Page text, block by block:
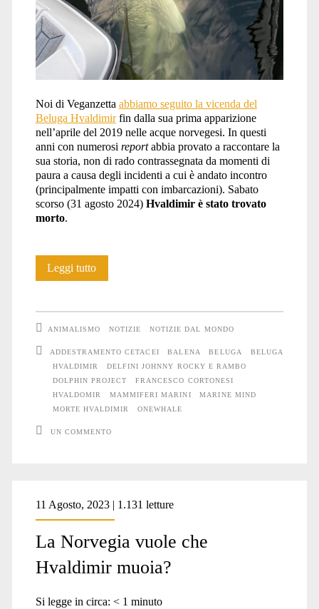
Noi di Veganzetta abbiamo seguito la vicenda del
Beluga Hvaldimirfin dalla sua prima apparizione
nell’aprile del 2019 nelle acque norvegesi. In questi
anni con numerosi reportabbia provato a raccontare la
sua storia, non di rado contrassegnata da momenti di
paura a causa degli incidenti a cui è andato incontro
(principalmente impatti con imbarcazioni). Sabato
scorso (31 agosto 2024) Hvaldimir è stato trovato
morto.
Leggi tuttoCiao
su
una
doveva
finire
così
ANIMALISMO NOTIZIE NOTIZIE DAL MONDO
ADDESTRAMENTO CETACEI BALENA BELUGA
BELUGA
HVALDIMIR
DELFINI JOHNNY ROCKY E RAMBO
DOLPHIN PROJECT
FRANCESCO CORTONESI
HVALDOMIR
MAMMIFERI MARINI
MARINE MIND
MORTE HVALDIMIR
ONEWHALE
UN COMMENTO
11 Agosto, 2023 | 1.131 letture
La Norvegia vuole che
Hvaldimir muoia?
Si legge in circa: < 1 minuto